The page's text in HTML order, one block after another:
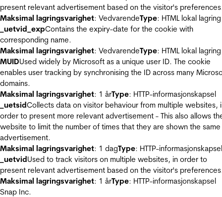
present relevant advertisement based on the visitor's
Maksimal lagringsvarighet: VedvarendeType: HTML lokal lagring
_uetvid_expContains the expiry-date for the cookie with
corresponding name.
Maksimal lagringsvarighet: VedvarendeType: HTML lokal lagring
MUIDUsed widely by Microsoft as a unique user ID. The cookie
enables user tracking by synchronising the ID across many
domains.
Maksimal lagringsvarighet: 1 årType: HTTP-informasjonskapsel
_uetsidCollects data on visitor behaviour from multiple websites,
order to present more relevant advertisement - This also allows
website to limit the number of times that they are shown the same
advertisement.
Maksimal lagringsvarighet: 1 dagType: HTTP-informasjonskapsel
_uetvidUsed to track visitors on multiple websites, in order to
present relevant advertisement based on the visitor's
Maksimal lagringsvarighet: 1 årType: HTTP-informasjonskapsel
Snap Inc.